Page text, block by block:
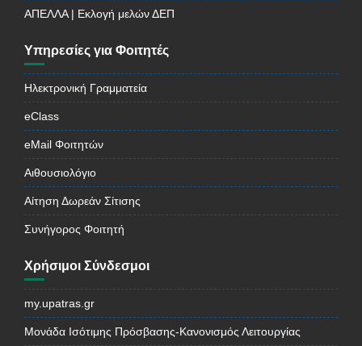
ΑΠΕΛΛΑ | Εκλογή μελών ΔΕΠ
Υπηρεσίες για Φοιτητές
Ηλεκτρονική Γραμματεία
eClass
eMail Φοιτητών
Αιθουσιολόγιο
Αίτηση Δωρεάν Σίτισης
Συνήγορος Φοιτητή
Χρήσιμοι Σύνδεσμοι
my.upatras.gr
Μονάδα Ισότιμης Πρόσβασης-Κανονισμός Λειτουργίας